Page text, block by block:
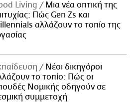
Living
Μια νέα οπτική της
Πώς Gen Zs και
αλλάζουν το τοπίο της
Νέοι δικηγόροι
το τοπίο: Πώς οι
Νομικής οδηγούν σε
συμμετοχή